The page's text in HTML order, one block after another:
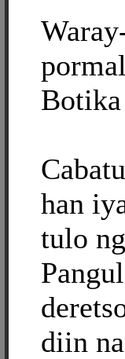
han
tulo
diin